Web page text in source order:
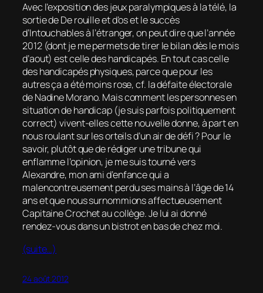
Avec l’exposition des jeux paralympiques à la télé, la
sortie deDe rouille et d’oset le succès
d’Intouchablesà l’étranger, on peut dire que l’année
2012 (dont je me permets de tirer le bilan dès le mois
d’aout) est celle des handicapés. En tout cas celle
des handicapés physiques, parce que pour les
autres ça a été moins rose, cf. la défaite électorale
de Nadine Morano. Mais comment les personnes en
situation de handicap (je suis parfois politiquement
correct) vivent-elles cette nouvelle donne, à part en
nous roulant sur les orteils d’un air de défi ? Pour le
savoir, plutôt que de rédiger une tribune qui
enflamme l’opinion, je me suis tourné vers
Alexandre, mon ami d’enfance qui a
malencontreusement perdu ses mains à l’âge de 14
ans et que nous surnommions affectueusement
Capitaine Crochet au collège. Je lui ai donné
rendez-vous dans un bistrot en bas de chez moi.
(suite…)
24 août 2012